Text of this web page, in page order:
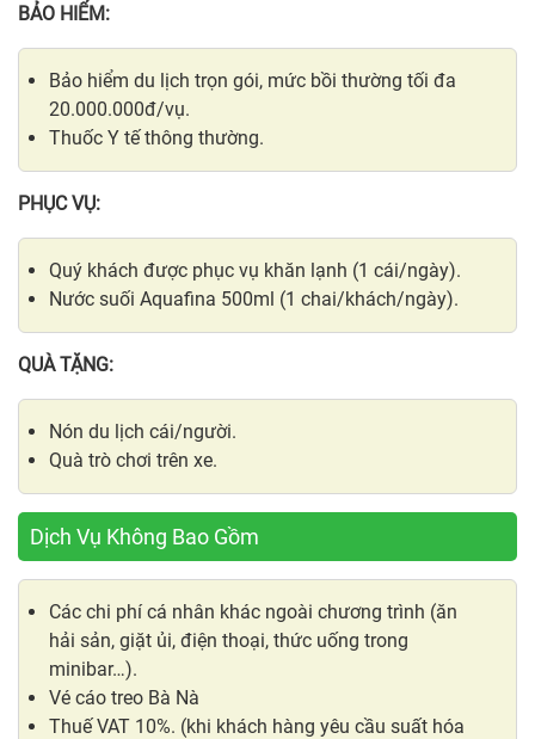
BẢO HIỂM:
Bảo hiểm du lịch trọn gói, mức bồi thường tối đa
20.000.000đ/vụ.
Thuốc Y tế thông thường.
PHỤC VỤ:
Quý khách được phục vụ khăn lạnh (1 cái/ngày).
Nước suối Aquafina 500ml (1 chai/khách/ngày).
QUÀ TẶNG:
Nón du lịch cái/người.
Quà trò chơi trên xe.
Dịch Vụ Không Bao Gồm
Các chi phí cá nhân khác ngoài chương trình (ăn
hải sản, giặt ủi, điện thoại, thức uống trong
minibar…).
Vé cáo treo Bà Nà
Thuế VAT 10%. (khi khách hàng yêu cầu suất hóa